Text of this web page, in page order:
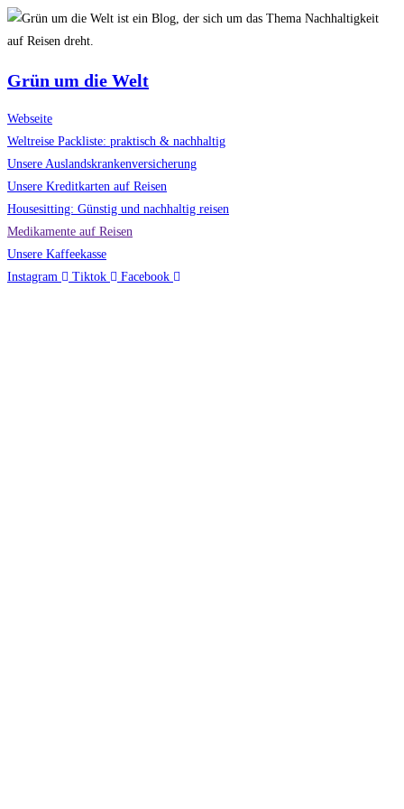
Grün um die Welt
Webseite
Weltreise Packliste: praktisch & nachhaltig
Unsere Auslandskrankenversicherung
Unsere Kreditkarten auf Reisen
Housesitting: Günstig und nachhaltig reisen
Medikamente auf Reisen
Unsere Kaffeekasse
Instagram
Tiktok Facebook